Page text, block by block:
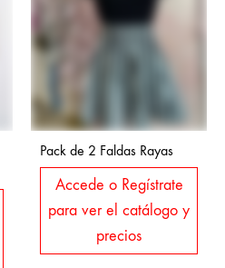
Pack de 2 Faldas Rayas
Accede o Regístrate
para ver el catálogo y
precios